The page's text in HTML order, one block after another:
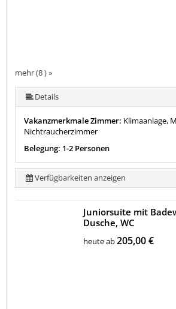
mehr (8 ) »
mehr (8 ) »
mehr (8 ) »
mehr (8 ) »
mehr (8 ) »
Details
Vakanzmerkmale Zimmer: Klimaanlage,
Nichtraucherzimmer
Belegung: 1-2 Personen
Verfügbarkeiten anzeigen
Juniorsuite mit
Dusche, WC
heute ab205,00 €